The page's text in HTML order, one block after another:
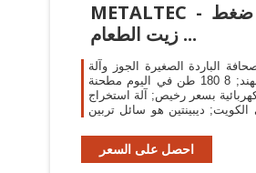
METALTEC - معدات خط ضغط
زيت الطعام ...
الباردة الصغيرة الجوز وآلة
مطحنة زيت جوز الهند; 8 180 طن في اليوم مطحنة
بسعر رخيص; آلة استخراج
الكويت; ديبينتين هو سائل تربين
احصل على السعر